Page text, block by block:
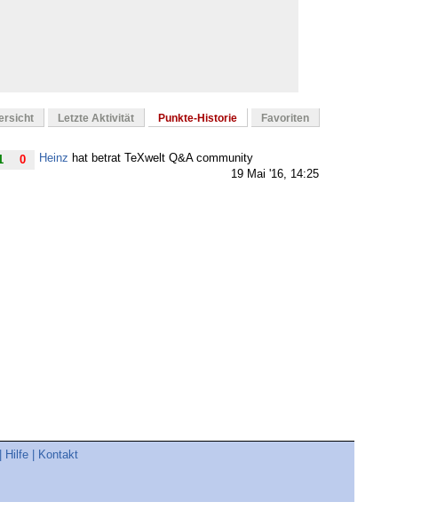
Letzte Aktivität Punkte-Historie Favoriten
0 Heinz hat betrat TeXwelt Q&A community
19 Mai '16, 14:25
Hilfe Kontakt